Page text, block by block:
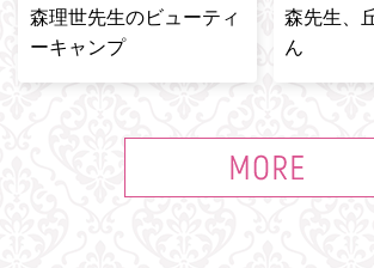
森理世先生のビューティ
ーキャンプ
森先生、
ん